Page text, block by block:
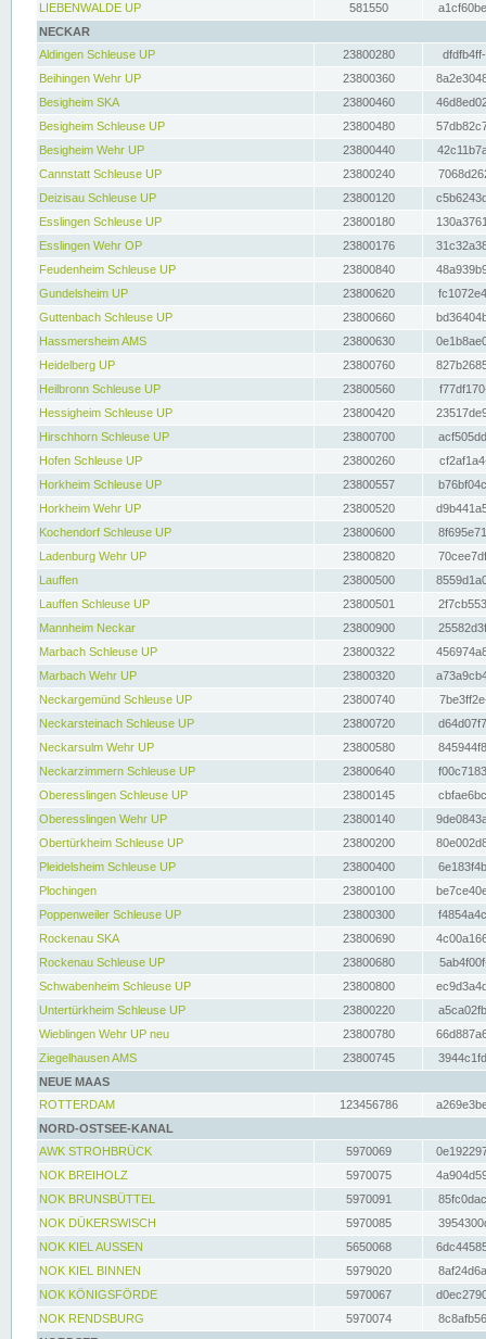
LIEBENWALDE UP
581550
NECKAR
Aldingen Schleuse UP
23800280
Beihingen Wehr UP
23800360
Besigheim SKA
23800460
Besigheim Schleuse UP
23800480
Besigheim Wehr UP
23800440
Cannstatt Schleuse UP
23800240
Deizisau Schleuse UP
23800120
Esslingen Schleuse UP
23800180
Esslingen Wehr OP
23800176
Feudenheim Schleuse UP
23800840
Gundelsheim UP
23800620
Guttenbach Schleuse UP
23800660
Hassmersheim AMS
23800630
Heidelberg UP
23800760
Heilbronn Schleuse UP
23800560
Hessigheim Schleuse UP
23800420
Hirschhorn Schleuse UP
23800700
Hofen Schleuse UP
23800260
Horkheim Schleuse UP
23800557
Horkheim Wehr UP
23800520
Kochendorf Schleuse UP
23800600
Ladenburg Wehr UP
23800820
Lauffen
23800500
Lauffen Schleuse UP
23800501
Mannheim Neckar
23800900
Marbach Schleuse UP
23800322
Marbach Wehr UP
23800320
Neckargemünd Schleuse UP
23800740
Neckarsteinach Schleuse UP
23800720
Neckarsulm Wehr UP
23800580
Neckarzimmern Schleuse UP
23800640
Oberesslingen Schleuse UP
23800145
Oberesslingen Wehr UP
23800140
Obertürkheim Schleuse UP
23800200
Pleidelsheim Schleuse UP
23800400
Plochingen
23800100
Poppenweiler Schleuse UP
23800300
Rockenau SKA
23800690
Rockenau Schleuse UP
23800680
Schwabenheim Schleuse UP
23800800
Untertürkheim Schleuse UP
23800220
Wieblingen Wehr UP neu
23800780
Ziegelhausen AMS
23800745
NEUE MAAS
ROTTERDAM
123456786
NORD-OSTSEE-KANAL
AWK STROHBRÜCK
5970069
NOK BREIHOLZ
5970075
NOK BRUNSBÜTTEL
5970091
NOK DÜKERSWISCH
5970085
NOK KIEL AUSSEN
5650068
NOK KIEL BINNEN
5979020
NOK KÖNIGSFÖRDE
5970067
NOK RENDSBURG
5970074